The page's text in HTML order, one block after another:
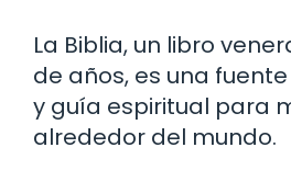
La Biblia, un libro
de años, es una
y guía espiritual para
alrededor del mundo.